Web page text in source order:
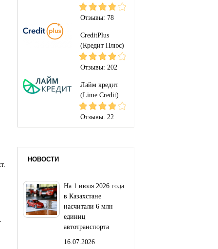
Отзывы: 78
CreditPlus
(Кредит Плюс)
Отзывы: 202
Лайм кредит
(Lime Credit)
Отзывы: 22
НОВОСТИ
На 1 июля 2026 года
в Казахстане
насчитали 6 млн
единиц
автотранспорта
16.07.2026